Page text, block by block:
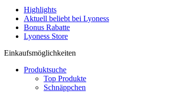
Highlights
Aktuell beliebt bei Lyoness
Bonus Rabatte
Lyoness Store
Einkaufsmöglichkeiten
Produktsuche
Top Produkte
Schnäppchen